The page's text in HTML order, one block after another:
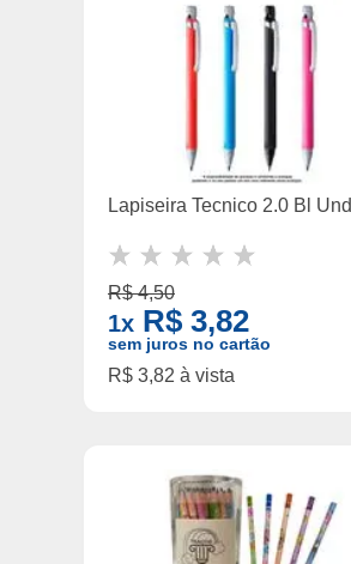
Lapiseira Tecnico 2.0 Bl Und
R$ 4,50
1x R$ 3,82
sem juros no cartão
R$ 3,82 à vista